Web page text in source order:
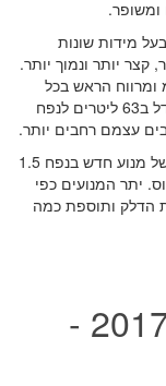
ומשופר.
מידות שונות
יותר ונמוך יותר.
גדל במושב האחורי בכמעט 4 ס"מ ומרווח הראש בכל
המושבים גדל בממוצע של 2 ס"מ. תא המטען גדל ב63 ליטרים לנפח
בהיצע המנועים קיים שיפורים קלים עם תוספת של מנוע חדש בנפח 1.5
טורבו המספק 150 כוחות סוס. יתר המנועים כפי
הדלק ותוספת כמה
בטיחות סיאט איביזה 2017 -